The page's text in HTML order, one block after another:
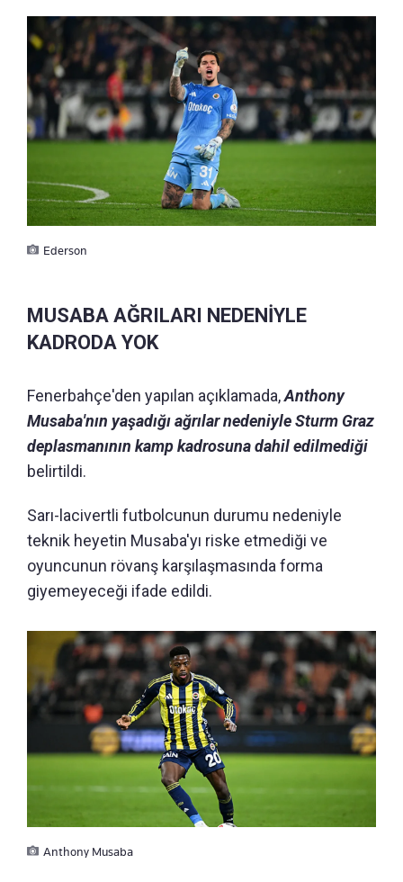
Ederson
MUSABA AĞRILARI NEDENİYLE
KADRODA YOK
Fenerbahçe'den yapılan açıklamada,Anthony
Musaba'nın yaşadığı ağrılar nedeniyle Sturm Graz
deplasmanının kamp kadrosuna dahil edilmediği
belirtildi.
Sarı-lacivertli futbolcunun durumu nedeniyle
teknik heyetin Musaba'yı riske etmediği ve
oyuncunun rövanş karşılaşmasında forma
giyemeyeceği ifade edildi.
Anthony Musaba